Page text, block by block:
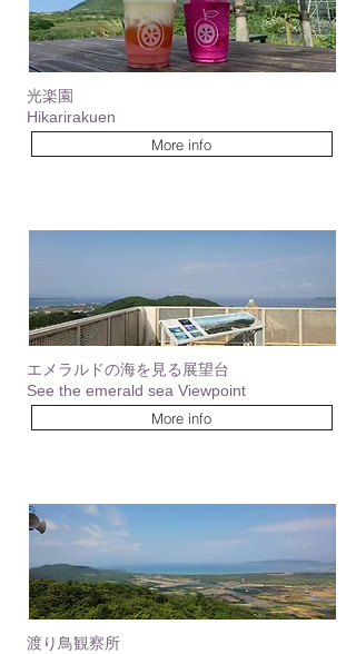
​光楽園
Hikarirakuen
More info
​エメラルドの海を見る展望台
See the emerald sea Viewpoint
More info
渡り鳥観察所